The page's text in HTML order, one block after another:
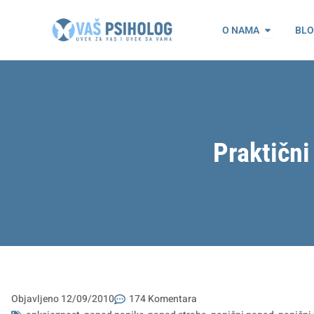
O NAMA Open O
Objavljeno12/09/2010
174 Komentara